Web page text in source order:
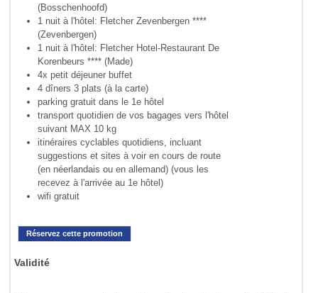
(Bosschenhoofd)
1 nuit à l'hôtel: Fletcher Zevenbergen ****
(Zevenbergen)
1 nuit à l'hôtel: Fletcher Hotel-Restaurant De
Korenbeurs **** (Made)
4x petit déjeuner buffet
4 dîners 3 plats (à la carte)
parking gratuit dans le 1e hôtel
transport quotidien de vos bagages vers l'hôtel
suivant MAX 10 kg
itinéraires cyclables quotidiens, incluant
suggestions et sites à voir en cours de route
(en néerlandais ou en allemand) (vous les
recevez à l'arrivée au 1e hôtel)
wifi gratuit
Réservez cette promotion
Validité